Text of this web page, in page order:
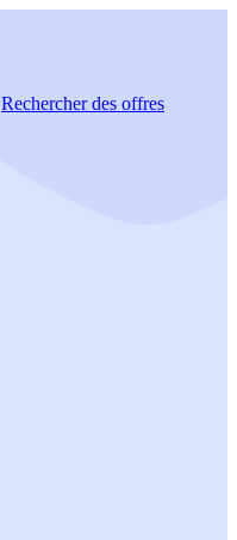
Rechercherdes offres